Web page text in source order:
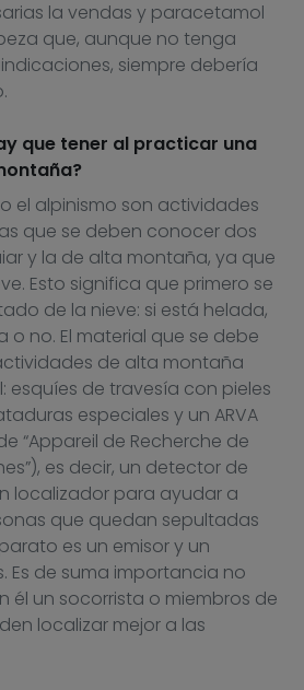
la vendas y paracetamol
que, aunque no tenga
siempre debería
que tener al practicar una
el alpinismo son actividades
que se deben conocer dos
y la de alta montaña, ya que
Esto significa que primero se
de la nieve: si está helada,
o no. El material que se debe
de alta montaña
esquíes de travesía con pieles
especiales y un ARVA
“Appareil de Recherche de
es decir, un detector de
localizador para ayudar a
que quedan sepultadas
es un emisor y un
Es de suma importancia no
él un socorrista o miembros de
localizar mejor a las